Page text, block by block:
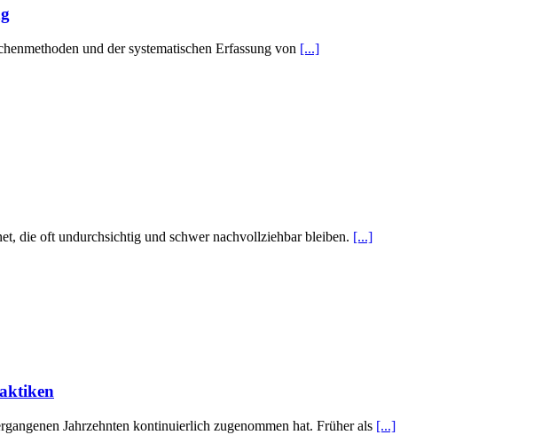
und der systematischen Erfassung von [...]
die oft undurchsichtig und schwer nachvollziehbar bleiben. [...]
Jahrzehnten kontinuierlich zugenommen hat. Früher als [...]